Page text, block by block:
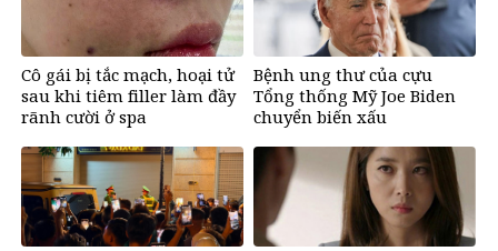
Cô gái bị tắc mạch, hoại tử
sau khi tiêm filler làm đầy
rãnh cười ở spa
Bệnh ung thư của cựu
Tổng thống Mỹ Joe Biden
chuyển biến xấu